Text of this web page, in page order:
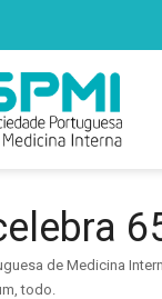
de Medicina
todo.